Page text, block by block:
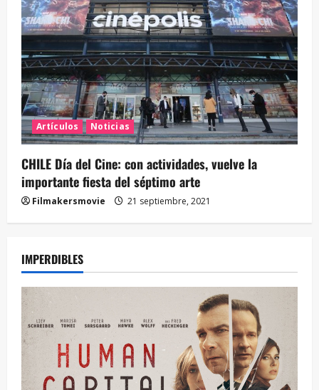
Artículos Noticias
CHILE Día del Cine: con actividades, vuelve la
importante fiesta del séptimo arte
Filmakersmovie 21 septiembre, 2021
IMPERDIBLES